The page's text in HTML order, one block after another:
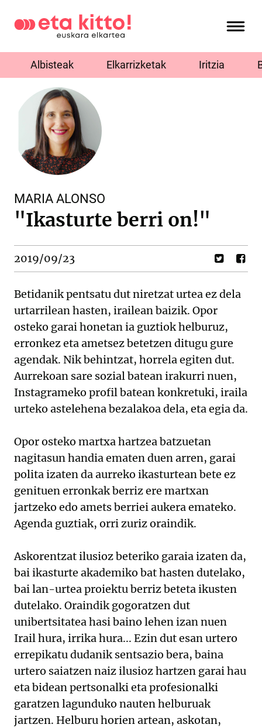
Albisteak Elkarrizketak Iritzia
MARIA ALONSO
"Ikasturte berri on!"
2019/09/23
Betidanik pentsatu dut niretzat urtea ez dela
urtarrilean hasten, irailean baizik. Opor
osteko garai honetan ia guztiok helburuz,
erronkez eta ametsez betetzen ditugu gure
agendak. Nik behintzat, horrela egiten dut.
Aurrekoan sare sozial batean irakurri nuen,
Instagrameko profil batean konkretuki, iraila
urteko astelehena bezalakoa dela, eta egia da.
Opor osteko martxa hartzea batzuetan
nagitasun handia ematen duen arren, garai
polita izaten da aurreko ikasturtean bete ez
genituen erronkak berriz ere martxan
jartzeko edo amets berriei aukera emateko.
Agenda guztiak, orri zuriz oraindik.
Askorentzat ilusioz beteriko garaia izaten da,
bai ikasturte akademiko bat hasten dutelako,
bai lan-urtea proiektu berriz beteta ikusten
dutelako. Oraindik gogoratzen dut
unibertsitatea hasi baino lehen izan nuen
Irail hura, irrika hura... Ezin dut esan urtero
errepikatu dudanik sentsazio bera, baina
urtero saiatzen naiz ilusioz hartzen garai hau
eta bidean pertsonalki eta profesionalki
garatzen lagunduko nauten helburuak
jartzen. Helburu horien artean, askotan,